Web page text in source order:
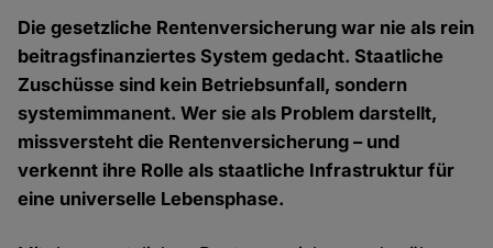
Die gesetzliche Rentenversicherung war nie als rein
beitragsfinanziertes System gedacht. Staatliche
Zuschüsse sind kein Betriebsunfall, sondern
systemimmanent. Wer sie als Problem darstellt,
missversteht die Rentenversicherung – und
verkennt ihre Rolle als staatliche Infrastruktur für
eine universelle Lebensphase.